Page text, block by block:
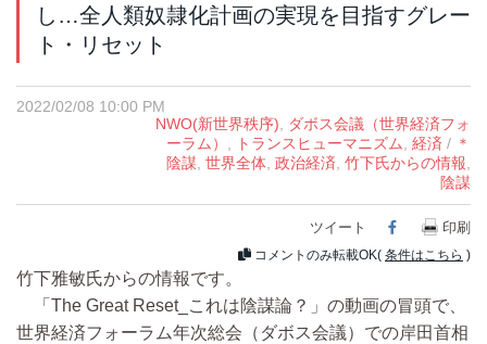
し…全人類奴隷化計画の実現を目指すグレー
ト・リセット
2022/02/08 10:00 PM
NWO(新世界秩序), ダボス会議（世界経済フォ
ーラム） , トランスヒューマニズム, 経済 / ＊
陰謀, 世界全体, 政治経済, 竹下氏からの情報,
陰謀
ツイート Facebook
印刷
コメントのみ転載OK( 条件はこちら )
竹下雅敏氏からの情報です。
「The Great Reset_これは陰謀論？」の動画の冒頭で、
世界経済フォーラム年次総会（ダボス会議）での岸田首相